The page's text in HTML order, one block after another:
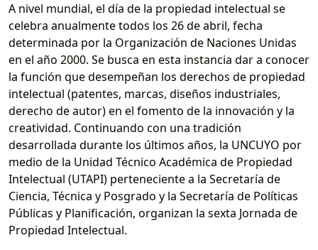
A nivel mundial, el día de la propiedad intelectual se
celebra anualmente todos los 26 de abril, fecha
determinada por la Organización de Naciones Unidas
en el año 2000. Se busca en esta instancia dar a conocer
la función que desempeñan los derechos de propiedad
intelectual (patentes, marcas, diseños industriales,
derecho de autor) en el fomento de la innovación y la
creatividad. Continuando con una tradición
desarrollada durante los últimos años, la UNCUYO por
medio de la Unidad Técnico Académica de Propiedad
Intelectual (UTAPI) perteneciente a la Secretaría de
Ciencia, Técnica y Posgrado y la Secretaría de Políticas
Públicas y Planificación, organizan la sexta Jornada de
Propiedad Intelectual.